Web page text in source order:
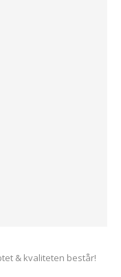
& kvaliteten består!